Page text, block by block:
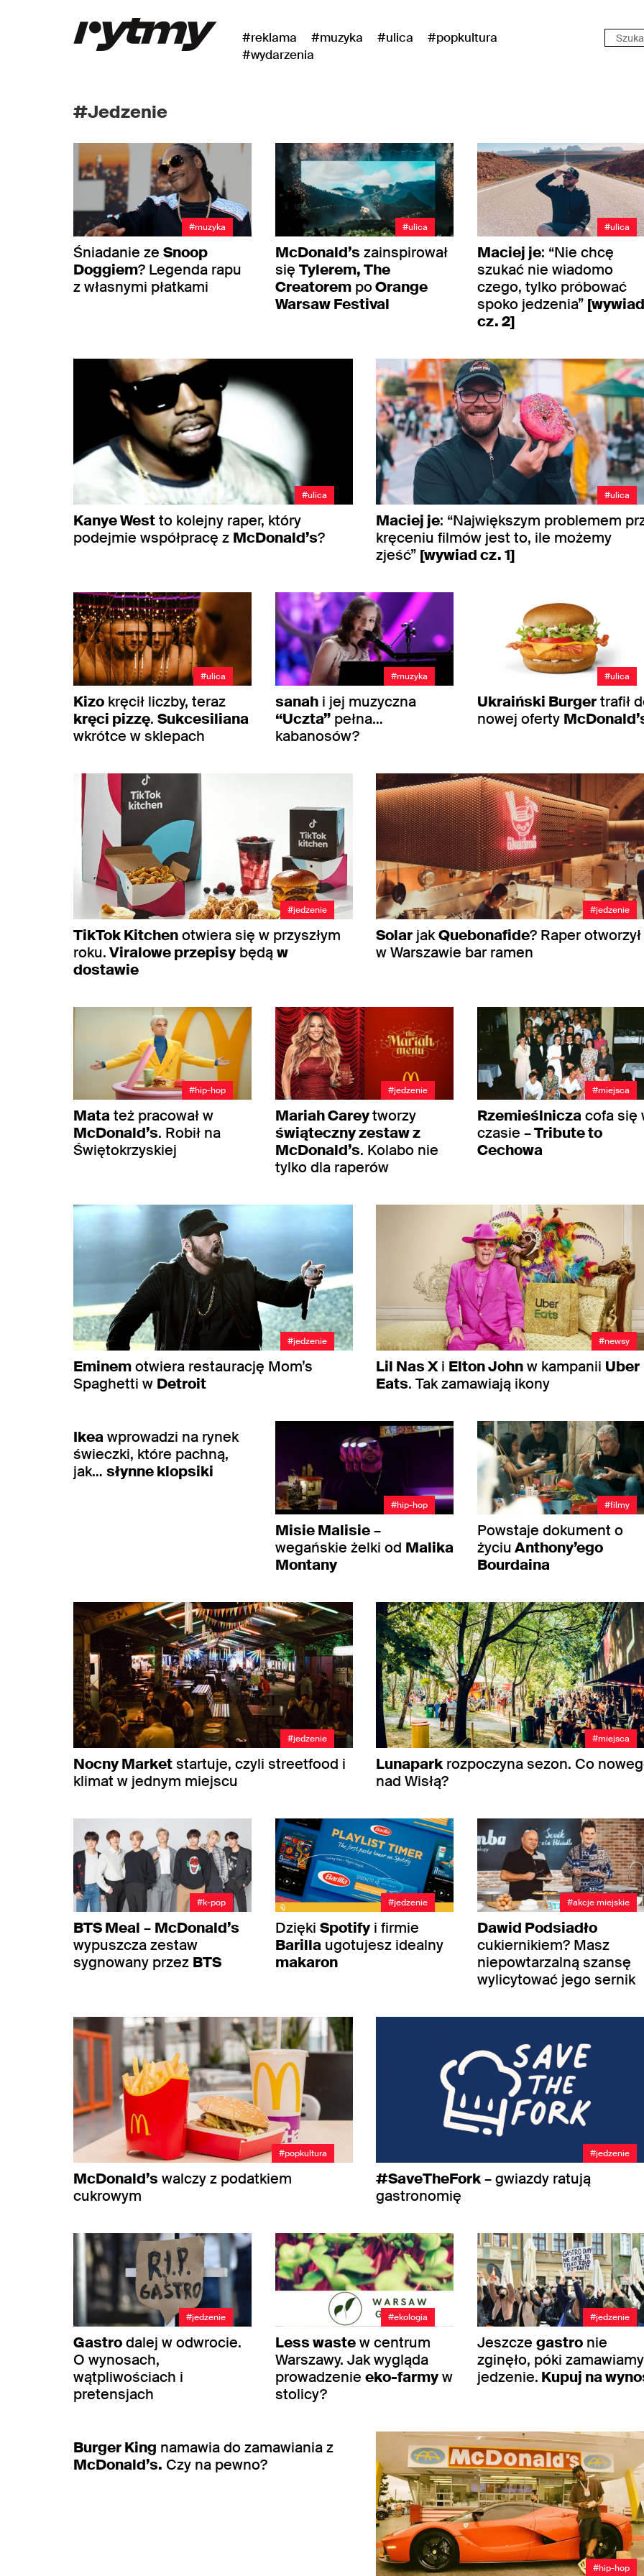
#reklama #muzyka #ulica
#popkultura
#wydarzenia
#Jedzenie
#muzyka
Śniadanie ze Snoop
Doggiem? Legenda rapu
z własnymi płatkami
#ulica
McDonald’s zainspirował
się Tylerem, The
CreatorempoOrange
Warsaw Festival
#ulica
Maciej je: “Nie chcę
szukać nie wiadomo
czego, tylko próbować
spoko jedzenia” [wywiad
cz. 2]
#ulica
Kanye Westto kolejny raper, który
podejmie współpracę z McDonald’s?
#ulica
Maciej je: “Największym problemem
kręceniu filmów jest to, ile możemy
zjeść” [wywiad cz. 1]
#ulica
Kizo kręcił liczby, teraz
kręci pizzę. Sukcesiliana
wkrótce w sklepach
#muzyka
sanahi jej muzyczna
“Uczta”pełna…
kabanosów?
#ulica
Ukraiński Burgertrafił
nowej oferty
#jedzenie
TikTok Kitchenotwiera się w przyszłym
roku.Viralowe przepisy będąw
dostawie
#jedzenie
Solar jakQuebonafide? Raper otworzył
w Warszawie bar ramen
#hip-hop
Matateż pracował w
McDonald’s. Robił na
Świętokrzyskiej
#jedzenie
Mariah Careytworzy
świąteczny zestaw z
McDonald’s. Kolabo nie
tylko dla raperów
#miejsca
Rzemieślniczacofa się
czasie –Tribute to
Cechowa
#jedzenie
Eminemotwiera restaurację Mom’s
Spaghetti w Detroit
#newsy
Lil Nas Xi Elton Johnw kampanii Uber
Eats. Tak zamawiają ikony
Ikeawprowadzi na rynek
świeczki, które pachną,
jak… słynne klopsiki
#hip-hop
Misie Malisie–
wegańskie żelki od Malika
Montany
#filmy
Powstaje dokument o
życiuAnthony’ego
Bourdaina
#jedzenie
Nocny Marketstartuje, czyli streetfood i
klimat w jednym miejscu
#miejsca
Lunapark rozpoczyna sezon. Co
nad Wisłą?
#k-pop
BTS Meal – McDonald’s
wypuszcza zestaw
sygnowany przez BTS
#jedzenie
Dzięki Spotifyi firmie
Barillaugotujesz idealny
makaron
#akcje miejskie
Dawid Podsiadło
cukiernikiem? Masz
niepowtarzalną szansę
wylicytować jego sernik
#popkultura
McDonald’s walczy z podatkiem
cukrowym
#jedzenie
#SaveTheFork– gwiazdy ratują
gastronomię
#jedzenie
Gastrodalej w odwrocie.
O wynosach,
wątpliwościach i
pretensjach
#ekologia
Less wastew centrum
Warszawy. Jak wygląda
prowadzenie eko-farmyw
stolicy?
#jedzenie
Jeszcze gastronie
zginęło, póki zamawiamy
jedzenie. Kupuj na
Burger King namawia do zamawiania z
McDonald’s. Czy na pewno?
#hip-hop